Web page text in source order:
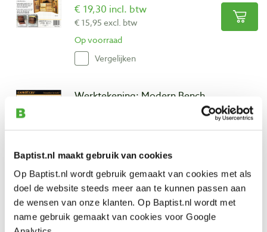
Baptist.nl maakt gebruik van cookies
Op Baptist.nl wordt gebruik gemaakt van cookies met als
doel de website steeds meer aan te kunnen passen aan
de wensen van onze klanten. Op Baptist.nl wordt met
name gebruik gemaakt van cookies voor Google
€ 19,30 incl. btw
€ 15,95 excl. btw
Op voorraad
Vergelijken
Werktekening: Modern Bench
€ 19,40 incl. btw
Op voorraad
Vergelijken
Werktekening: Traditional Bench